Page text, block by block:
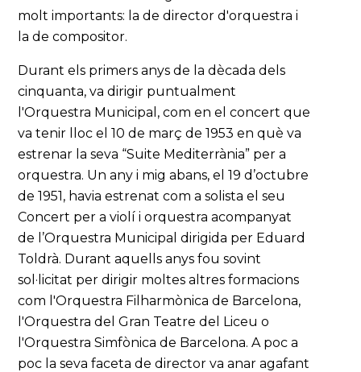
molt importants: la de director d'orquestra i
la de compositor.
Durant els primers anys de la dècada dels
cinquanta, va dirigir puntualment
l'Orquestra Municipal, com en el concert que
va tenir lloc el 10 de març de 1953 en què va
estrenar la seva “Suite Mediterrània” per a
orquestra. Un any i mig abans, el 19 d’octubre
de 1951, havia estrenat com a solista el seu
Concert per a violí i orquestra acompanyat
de l’Orquestra Municipal dirigida per Eduard
Toldrà. Durant aquells anys fou sovint
sol·licitat per dirigir moltes altres formacions
com l'Orquestra Filharmònica de Barcelona,
l'Orquestra del Gran Teatre del Liceu o
l'Orquestra Simfònica de Barcelona. A poc a
poc la seva faceta de director va anar agafant